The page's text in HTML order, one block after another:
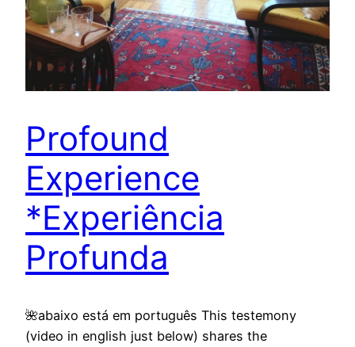
Profound
Experience
*Experiência
Profunda
🌺abaixo está em português This testemony
(video in english just below) shares the